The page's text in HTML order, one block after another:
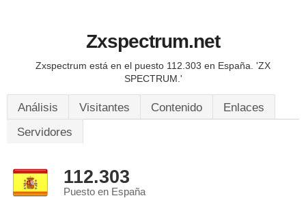
Zxspectrum.net
Zxspectrum está en el puesto 112.303 en España. 'ZX
SPECTRUM.'
Análisis Visitantes Contenido
Enlaces
Servidores
112.303
Puesto en España